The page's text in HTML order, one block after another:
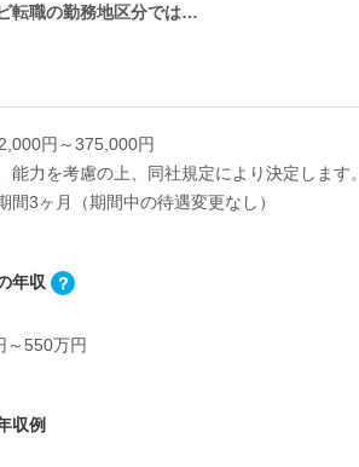
転職の勤務地区分では…
円～375,000円
能力を考慮の上、同社規定により決定します。
間3ヶ月（期間中の待遇変更なし）
年収
～550万円
収例